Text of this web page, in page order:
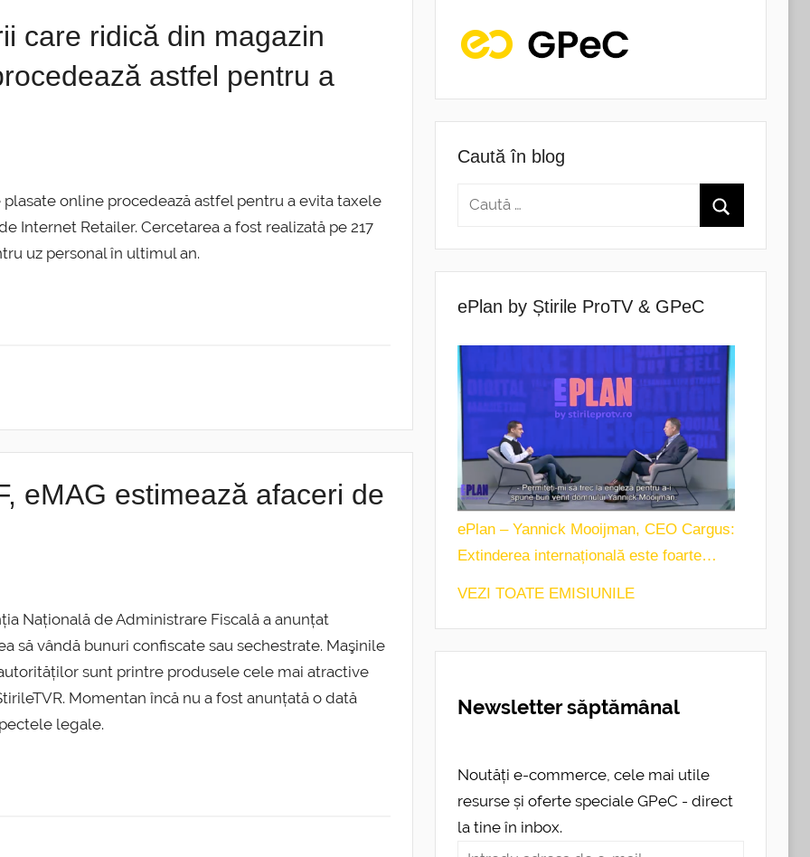
care ridică din magazin
astfel pentru a
online procedează astfel pentru a evita taxele
Internet Retailer. Cercetarea a fost realizată pe 217
uz personal în ultimul an.
eMAG estimează afaceri de
Națională de Administrare Fiscală a anunțat
să vândă bunuri confiscate sau sechestrate. Maşinile
sunt printre produsele cele mai atractive
Momentan încă nu a fost anunțată o dată
legale.
Caută în blog
ePlan by Știrile ProTV & GPeC
ePlan – Yannick Mooijman, CEO Cargus:
Extinderea internațională este foarte
VEZI TOATE EMISIUNILE
Newsletter săptămânal
Noutăți e-commerce, cele mai utile
resurse și oferte speciale GPeC - direct
la tine în inbox.